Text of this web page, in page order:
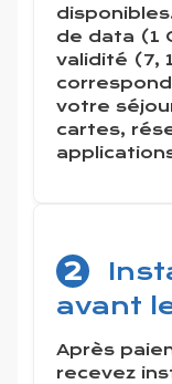
de data (1
validité (7,
votre
cartes,
2
avant
Après
recevez